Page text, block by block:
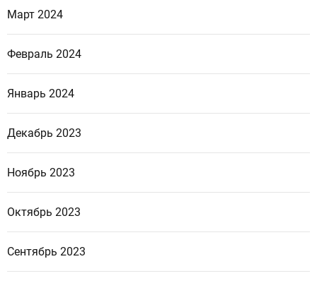
Март 2024
Февраль 2024
Январь 2024
Декабрь 2023
Ноябрь 2023
Октябрь 2023
Сентябрь 2023